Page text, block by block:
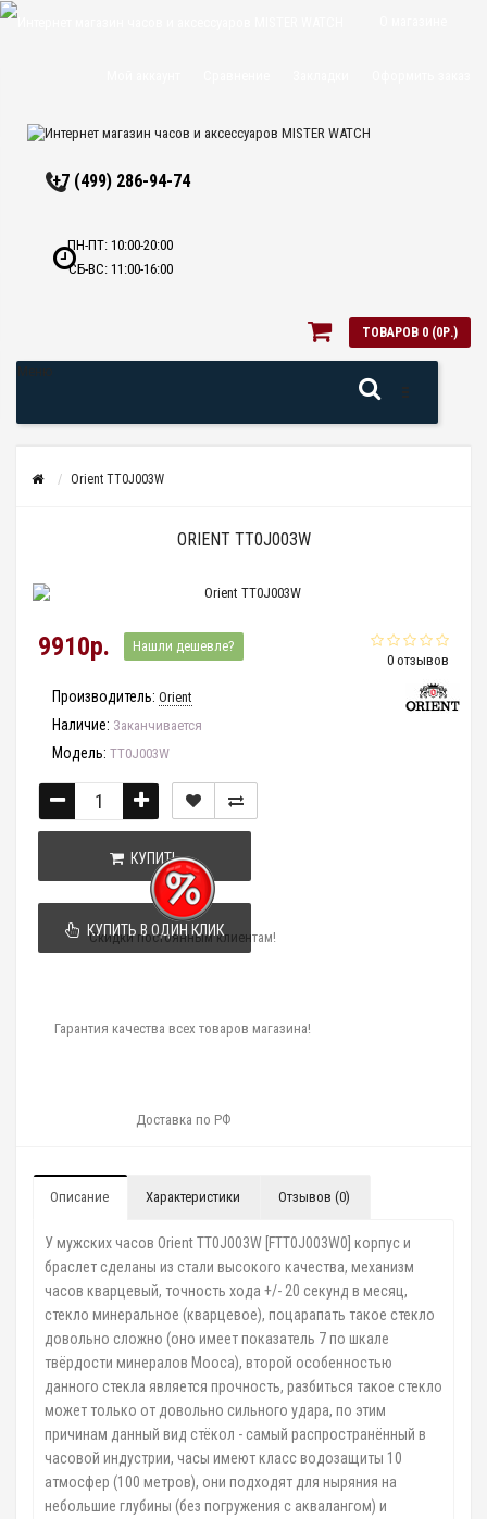
+7 (499) 286-94-74
ПН-ПТ: 10:00-20:00
СБ-ВС: 11:00-16:00
ТОВАРОВ 0 (0Р.)
Orient TT0J003W
ORIENT TT0J003W
0 отзывов
9910р. Нашли дешевле?
Производитель: Orient
Наличие: Заканчивается
Модель: TT0J003W
КУПИТЬ
КУПИТЬ В ОДИН КЛИК
Скидки постоянным клиентам!
Гарантия качества всех товаров магазина!
Доставка по РФ
Описание Характеристики Отзывов (0)
У мужских часов Orient TT0J003W [FTT0J003W0] корпус и
браслет сделаны из стали высокого качества, механизм
часов кварцевый, точность хода +/- 20 секунд в месяц,
стекло минеральное (кварцевое), поцарапать такое стекло
довольно сложно (оно имеет показатель 7 по шкале
твёрдости минералов Мооса), второй особенностью
данного стекла является прочность, разбиться такое стекло
может только от довольно сильного удара, по этим
причинам данный вид стёкол - самый распространённый в
часовой индустрии, часы имеют класс водозащиты 10
атмосфер (100 метров), они подходят для ныряния на
небольшие глубины (без погружения с аквалангом) и